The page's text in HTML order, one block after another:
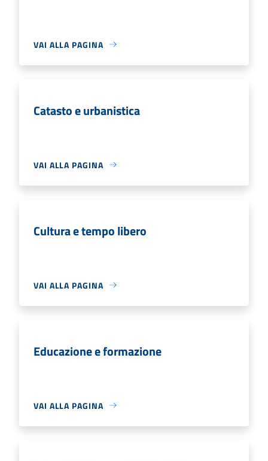
VAI ALLA PAGINA
Catasto e urbanistica
VAI ALLA PAGINA
Cultura e tempo libero
VAI ALLA PAGINA
Educazione e formazione
VAI ALLA PAGINA